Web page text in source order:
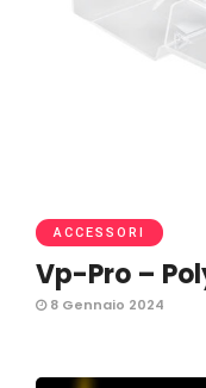
ACCESSORI
Vp-Pro –
8 Gennaio 2024